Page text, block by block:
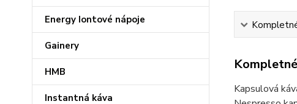
Energy Iontové nápoje
Gainery
HMB
Instantná káva
Kapsulová